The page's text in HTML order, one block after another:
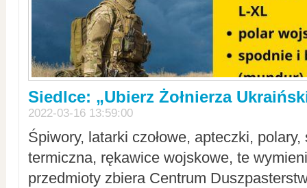
Siedlce: „Ubierz Żołnierza
2022-03-16 13:59:00
Śpiwory, latarki czołowe, apteczki,
termiczna, rękawice wojskowe, te
przedmioty zbiera Centrum